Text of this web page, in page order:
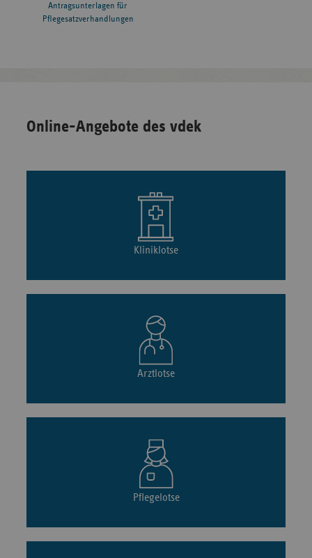
Antragsunterlagen für
Pflegesatzverhandlungen
Online-Angebote des vdek
Kliniklotse
Arztlotse
Pflegelotse